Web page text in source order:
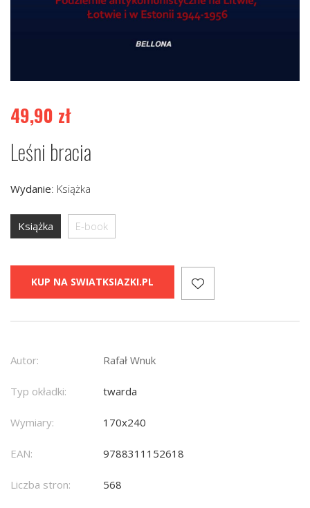
49,90 zł
Leśni bracia
Wydanie: Książka
Książka E-book
KUP NA SWIATKSIAZKI.PL
Autor: Rafał Wnuk
Typ okładki: twarda
Wymiary: 170x240
EAN: 9788311152618
Liczba stron: 568